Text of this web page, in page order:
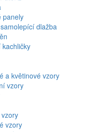
panely
dlažba
a květinové vzory
vzory
vzory